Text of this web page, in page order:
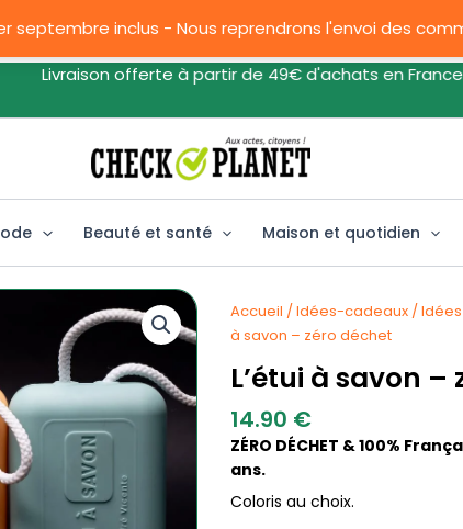
septembre inclus - Nous reprendrons l'envoi des
Livraison offerte à partir de 49€ d'achats en France
Beauté et santé Maison et quotidien
Accueil /Idées-cadeaux /
à savon – zéro déchet
L’étui à savon –
14.90 €
ZÉRO DÉCHET & 100%
ans.
Coloris au choix.